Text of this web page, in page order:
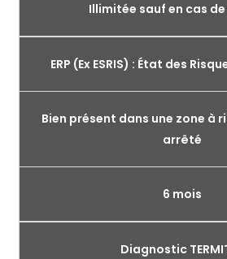
Illimitée sauf en cas
ERP (Ex ESRIS) : État des
Bien présent dans une zone à
arrêté
6 mois
Diagnostic